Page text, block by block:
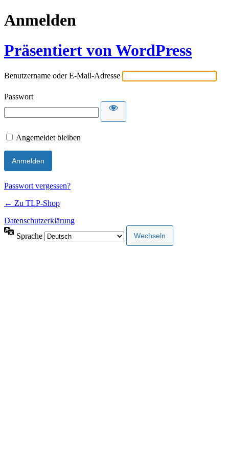
Anmelden
Präsentiert von WordPress
Benutzername oder E-Mail-Adresse
Passwort
Angemeldet bleiben
Passwort vergessen?
← Zu TLP-Shop
Datenschutzerklärung
Sprache